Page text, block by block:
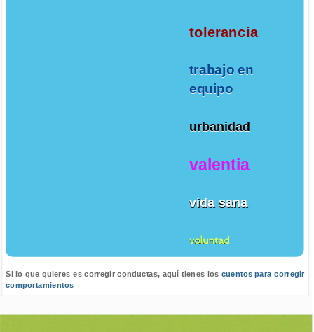
tolerancia
trabajo en
equipo
urbanidad
valentia
vida sana
voluntad
Si lo que quieres es corregir conductas, aquí tienes los cuentos para corregir
comportamientos